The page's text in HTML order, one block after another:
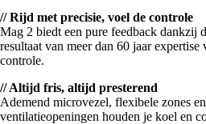
// Rijd met precisie, voel de controle
Mag 2 biedt een pure feedback dankzij
resultaat van meer dan 60 jaar
controle.
// Altijd fris, altijd presterend
Ademend microvezel, flexibele zones
ventilatieopeningen houden je koel en